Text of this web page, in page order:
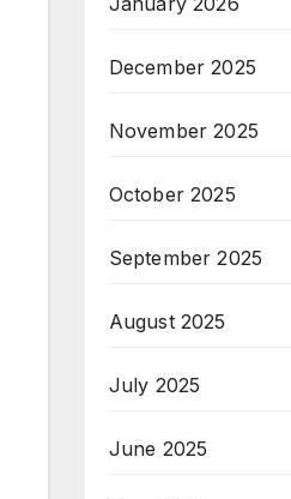
December 2025
November 2025
October 2025
September 2025
August 2025
July 2025
June 2025